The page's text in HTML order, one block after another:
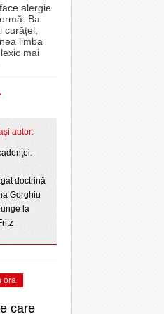
derulate de instituție din fonduri
FOTO
oferă persoanelor fizice posibilitatea să
de Declarația Unică 212
VIDEO
ONLINE
DIN
DIN TIMIŞ
DIN TIMIŞ
MEDICULUI
JURIDICE
alergie
Ba
curăţel,
limba
mai
autor:
doctrină
Gorghiu
la
ora
care